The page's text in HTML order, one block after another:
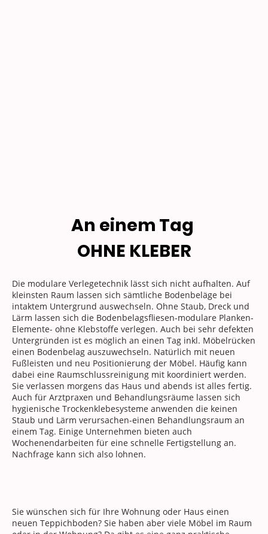
An einem Tag
OHNE KLEBER
Die modulare Verlegetechnik lässt sich nicht aufhalten. Auf
kleinsten Raum lassen sich sämtliche Bodenbeläge bei
intaktem Untergrund auswechseln. Ohne Staub, Dreck und
Lärm lassen sich die Bodenbelagsfliesen-modulare Planken-
Elemente- ohne Klebstoffe verlegen. Auch bei sehr defekten
Untergründen ist es möglich an einen Tag inkl. Möbelrücken
einen Bodenbelag auszuwechseln. Natürlich mit neuen
Fußleisten und neu Positionierung der Möbel. Häufig kann
dabei eine Raumschlussreinigung mit koordiniert werden.
Sie verlassen morgens das Haus und abends ist alles fertig.
Auch für Arztpraxen und Behandlungsräume lassen sich
hygienische Trockenklebesysteme anwenden die keinen
Staub und Lärm verursachen-einen Behandlungsraum an
einem Tag. Einige Unternehmen bieten auch
Wochenendarbeiten für eine schnelle Fertigstellung an.
Nachfrage kann sich also lohnen.
Sie wünschen sich für Ihre Wohnung oder Haus einen
neuen Teppichboden? Sie haben aber viele Möbel im Raum